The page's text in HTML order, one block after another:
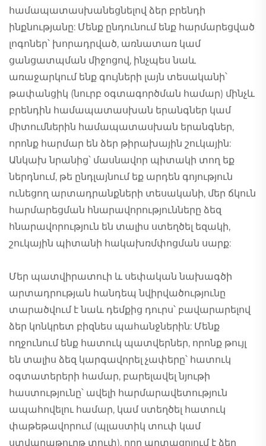
համապատասխանեցնելով ձեր բրենդի
ինքնությանը: Մենք ընդունում ենք հարմարեցված
լոգոներ՝ խորադրված, առնատառ կամ
ցանցատպման միջոցով, ինչպես նաև
առաջարկում ենք գույների լայն տեսականի՝
թափանցիկ (նուրբ օգտագործման համար) մինչև
բրենդին համապատասխան երանգներ կամ
միտումներին համապատասխան երանգներ,
որոնք հարմար են ձեր թիրախային շուկային:
Անկախ նրանից՝ մասնավոր պիտակի տող եք
ներդնում, թե ընդլայնում եք արդեն գոյություն
ունեցող արտադրանքների տեսականի, մեր ճկուն
հարմարեցման հնարավորությունները ձեզ
հնարավորություն են տալիս ստեղծել եզակի,
շուկային պիտանի հակախռմփոցման սարք:
Մեր պատվիրատուի և սեփական նախագծի
արտադրության հանդեպ նվիրվածությունը
տարածվում է նաև դեմքից դուրս՝ բավարարելով
ձեր կոնկրետ բիզնես պահանջներին: Մենք
ողջունում ենք հատուկ պատվերներ, որոնք թույլ
են տալիս ձեզ կարգավորել չափերը՝ հատուկ
օգտատերերի համար, բարելավել նյութի
հաստությունը՝ ավելի հարմարավետություն
ապահովելու համար, կամ ստեղծել հատուկ
փաթեթավորում (պլաստիկ տուփ կամ
ստվարաթուղթ տուփ), որը արտացոլում է ձեր